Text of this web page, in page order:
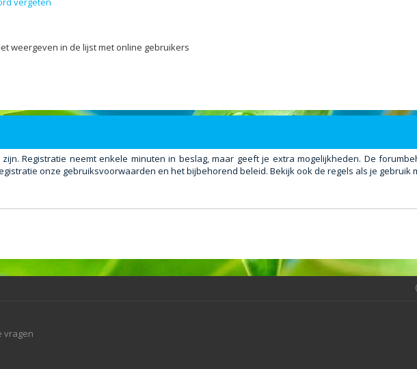
weergeven in de lijst met online gebruikers
Registratie neemt enkele minuten in beslag, maar geeft je extra mogelijkheden. De
onze gebruiksvoorwaarden en het bijbehorend beleid. Bekijk ook de regels als je gebruik
vragen